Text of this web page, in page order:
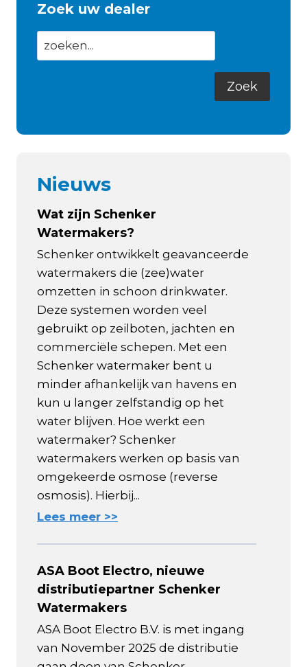
Zoek uw dealer
Nieuws
Wat zijn Schenker
Watermakers?
Schenker ontwikkelt geavanceerde
watermakers die (zee)water
omzetten in schoon drinkwater.
Deze systemen worden veel
gebruikt op zeilboten, jachten en
commerciële schepen. Met een
Schenker watermaker bent u
minder afhankelijk van havens en
kun u langer zelfstandig op het
water blijven. Hoe werkt een
watermaker? Schenker
watermakers werken op basis van
omgekeerde osmose (reverse
osmosis). Hierbij...
Lees meer >>
ASA Boot Electro, nieuwe
distributiepartner Schenker
Watermakers
ASA Boot Electro B.V. is met ingang
van November 2025 de distributie